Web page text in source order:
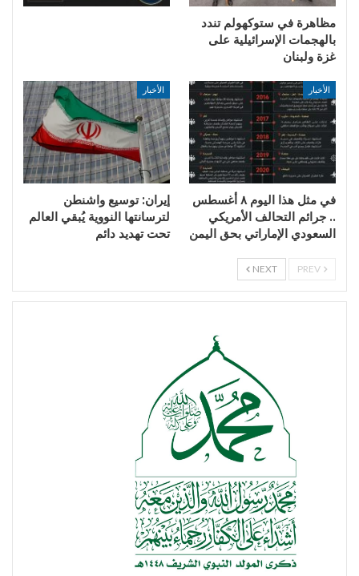
مظاهرة في ستوكهولم تندد
بالهجمات الإسرائيلية على
غزة ولبنان
الأخبار
في مثل هذا اليوم ٨ أغسطس
.. جرائم التحالف الأمريكي
السعودي الإماراتي بحق اليمن
الأخبار
إيران: توسيع واشنطن
لترسانتها النووية يُبقي العالم
تحت تهديد دائم
NEXT